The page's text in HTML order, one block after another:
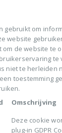
gebruikt om
website
de website te
te
niet te herleiden
toestemming
Omschrijving
Deze cookie
plug-in GDPR